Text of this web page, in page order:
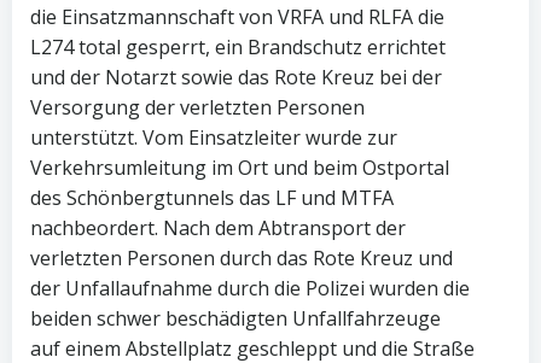
die Einsatzmannschaft von VRFA und RLFA die
L274 total gesperrt, ein Brandschutz errichtet
und der Notarzt sowie das Rote Kreuz bei der
Versorgung der verletzten Personen
unterstützt. Vom Einsatzleiter wurde zur
Verkehrsumleitung im Ort und beim Ostportal
des Schönbergtunnels das LF und MTFA
nachbeordert. Nach dem Abtransport der
verletzten Personen durch das Rote Kreuz und
der Unfallaufnahme durch die Polizei wurden die
beiden schwer beschädigten Unfallfahrzeuge
auf einem Abstellplatz geschleppt und die Straße